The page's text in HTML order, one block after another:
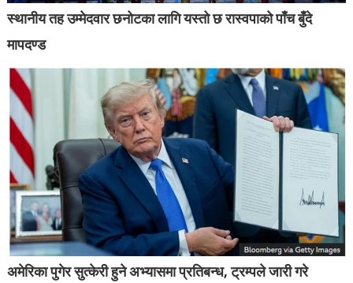
स्थानीय तह उम्मेदवार छनोटका लागि यस्तो छ रास्वपाको पाँच बुँदे
मापदण्ड
अमेरिका पुगेर सुत्केरी हुने अभ्यासमा प्रतिबन्ध, ट्रम्पले जारी गरे